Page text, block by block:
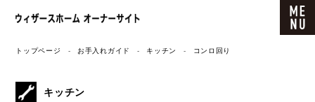
ウィザースホーム オーナーサイト
トップページ お手入れガイド キッチン コンロ回り
キッチン